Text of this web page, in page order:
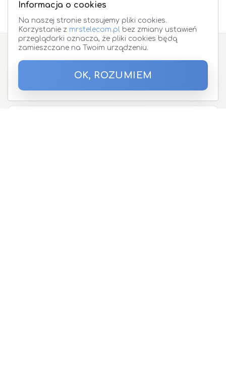
Zapisz się do Newslettera
Podaj proszę adres email
Informacja o cookies
Na naszej stronie stosujemy pliki cookies.
Korzystanie z mrstelecom.pl bez zmiany ustawień
przeglądarki oznacza, że pliki cookies będą
zamieszczane na Twoim urządzeniu.
OK, ROZUMIEM